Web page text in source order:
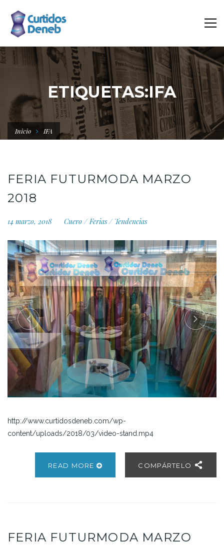
ETIQUETAS:IFA
Inicio IFA
FERIA FUTURMODA MARZO
2018
14 marzo, 2018 Cuero/Ferias/ Tendencias
http://www.curtidosdeneb.com/wp-
content/uploads/2018/03/video-stand.mp4
READ MORE COMPÁRTELO
FERIA FUTURMODA MARZO